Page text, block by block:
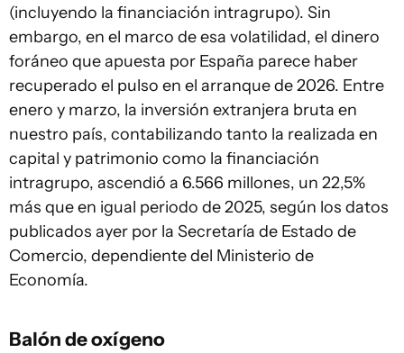
(incluyendo la financiación intragrupo). Sin
embargo, en el marco de esa volatilidad, el dinero
foráneo que apuesta por España parece haber
recuperado el pulso en el arranque de 2026. Entre
enero y marzo, la inversión extranjera bruta en
nuestro país, contabilizando tanto la realizada en
capital y patrimonio como la financiación
intragrupo, ascendió a 6.566 millones, un 22,5%
más que en igual periodo de 2025, según los datos
publicados ayer por la Secretaría de Estado de
Comercio, dependiente del Ministerio de
Economía.
Balón de oxígeno